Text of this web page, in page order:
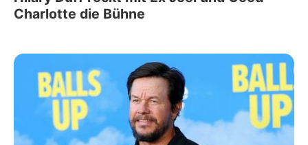
Charlotte die Bühne